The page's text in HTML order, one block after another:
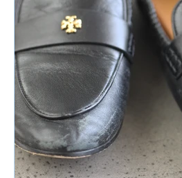
new balance jimmy choo
johnlobb edward green
loewe crockett&jones